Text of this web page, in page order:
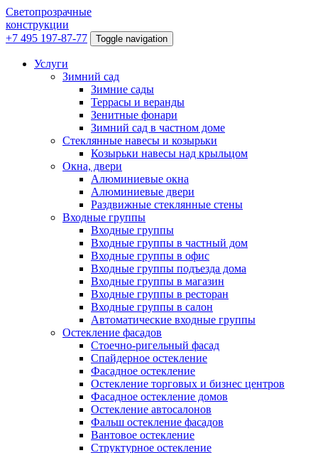
Светопрозрачные
конструкции
+7 495 197-87-77
Toggle navigation
Услуги
Зимний сад
Зимние сады
Террасы и веранды
Зенитные фонари
Зимний сад в частном доме
Стеклянные навесы и козырьки
Козырьки навесы над крыльцом
Окна, двери
Алюминиевые окна
Алюминиевые двери
Раздвижные стеклянные стены
Входные группы
Входные группы
Входные группы в частный дом
Входные группы в офис
Входные группы подъезда дома
Входные группы в магазин
Входные группы в ресторан
Входные группы в салон
Автоматические входные группы
Остекление фасадов
Стоечно-ригельный фасад
Спайдерное остекление
Фасадное остекление
Остекление торговых и бизнес центров
Фасадное остекление домов
Остекление автосалонов
Фальш остекление фасадов
Вантовое остекление
Структурное остекление